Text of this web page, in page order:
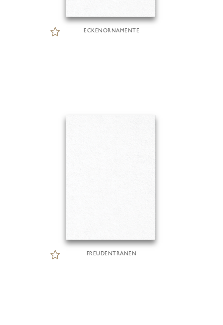
ECKENORNAMENTE
FREUDENTRÄNEN